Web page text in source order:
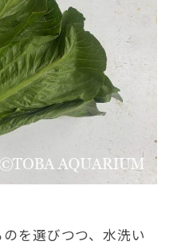
を選びつつ、水洗い